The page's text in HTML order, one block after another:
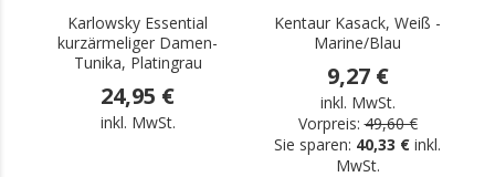
Karlowsky Essential
kurzärmeliger Damen-
Tunika, Platingrau
24,95 €
inkl. MwSt.
Kentaur Kasack, Weiß -
Marine/Blau
9,27 €
inkl. MwSt.
Vorpreis: 49,60 €
Sie sparen: 40,33 € inkl.
MwSt.